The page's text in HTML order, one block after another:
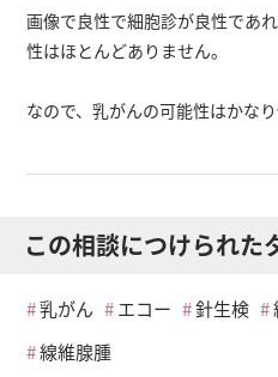
画像で良性で細胞診が良性であ
性はほとんどありません。
なので、乳がんの可能性はかなり
この相談につけられた
乳がん エコー 針生検
線維腺腫